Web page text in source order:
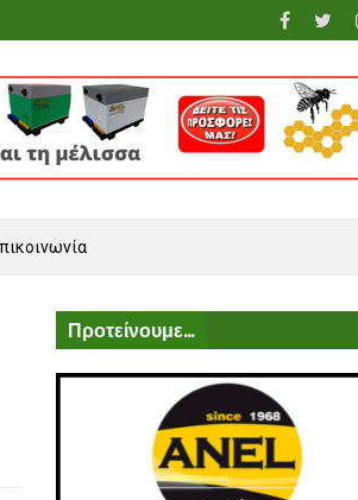
Προτείνουμε...